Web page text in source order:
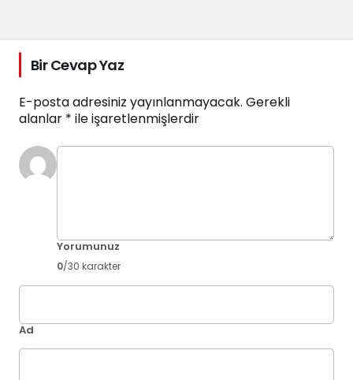
Bir Cevap Yaz
E-posta adresiniz yayınlanmayacak. Gerekli
alanlar * ile işaretlenmişlerdir
Yorumunuz
0/30 karakter
Ad